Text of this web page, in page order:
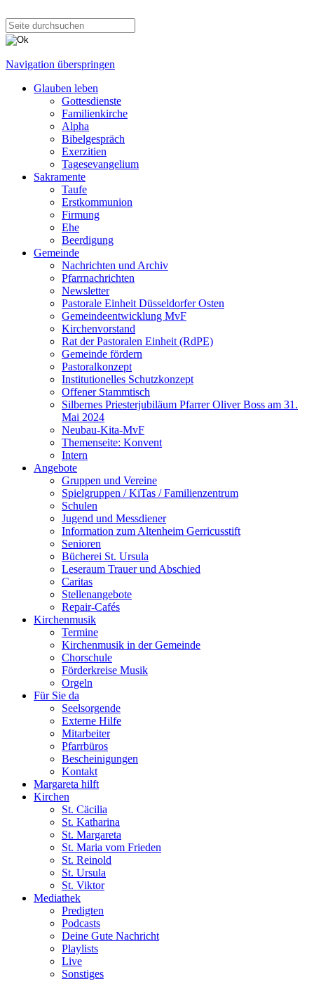
Navigation überspringen
Glauben leben
Gottesdienste
Familienkirche
Alpha
Bibelgespräch
Exerzitien
Tagesevangelium
Sakramente
Taufe
Erstkommunion
Firmung
Ehe
Beerdigung
Gemeinde
Nachrichten und Archiv
Pfarrnachrichten
Newsletter
Pastorale Einheit Düsseldorfer Osten
Gemeindeentwicklung MvF
Kirchenvorstand
Rat der Pastoralen Einheit (RdPE)
Gemeinde fördern
Pastoralkonzept
Institutionelles Schutzkonzept
Offener Stammtisch
Silbernes Priesterjubiläum Pfarrer Oliver Boss am 31.
Mai 2024
Neubau-Kita-MvF
Themenseite: Konvent
Intern
Angebote
Gruppen und Vereine
Spielgruppen / KiTas / Familienzentrum
Schulen
Jugend und Messdiener
Information zum Altenheim Gerricusstift
Senioren
Bücherei St. Ursula
Leseraum Trauer und Abschied
Caritas
Stellenangebote
Repair-Cafés
Kirchenmusik
Termine
Kirchenmusik in der Gemeinde
Chorschule
Förderkreise Musik
Orgeln
Für Sie da
Seelsorgende
Externe Hilfe
Mitarbeiter
Pfarrbüros
Bescheinigungen
Kontakt
Margareta hilft
Kirchen
St. Cäcilia
St. Katharina
St. Margareta
St. Maria vom Frieden
St. Reinold
St. Ursula
St. Viktor
Mediathek
Predigten
Podcasts
Deine Gute Nachricht
Playlists
Live
Sonstiges